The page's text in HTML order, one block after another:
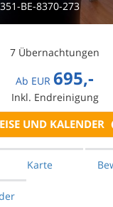
351-BE-8370-273
7 Übernachtungen
Ab EUR 695,-
Inkl. Endreinigung
UND KALENDER
Karte